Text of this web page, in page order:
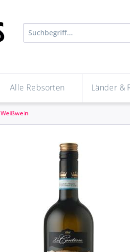
Alle Rebsorten Länder &
Weißwein